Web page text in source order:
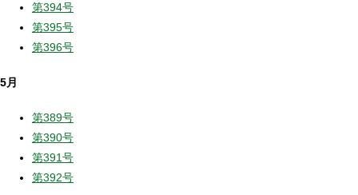
第394号
第395号
第396号
5月
第389号
第390号
第391号
第392号